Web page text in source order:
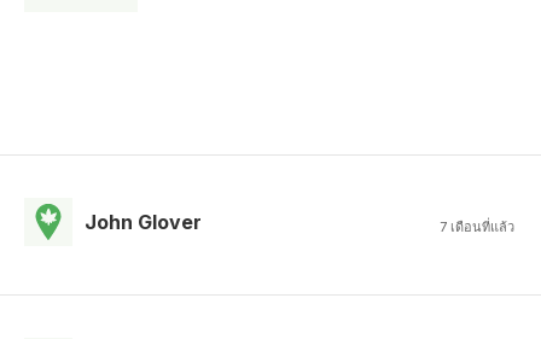
John Glover 7 เดือนที่แล้ว